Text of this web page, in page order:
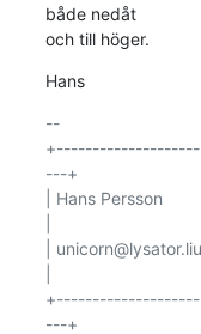
både nedåt
och till höger.
Hans
--
---+
| Hans Persson
|
---+